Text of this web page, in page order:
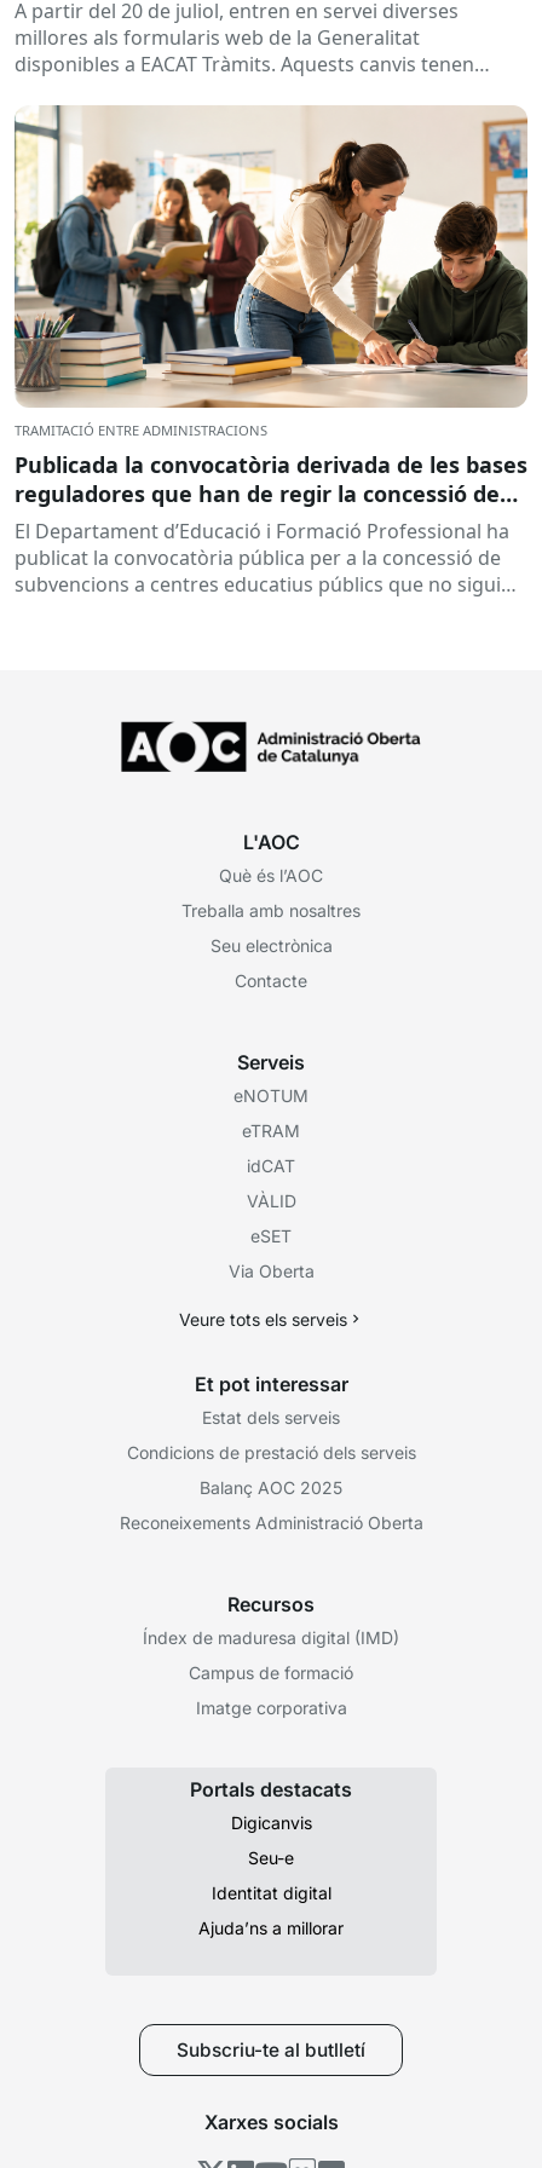
A partir del 20 de juliol, entren en servei diverses
millores als formularis web de la Generalitat
disponibles a EACAT Tràmits. Aquests canvis tenen
TRAMITACIÓ ENTRE ADMINISTRACIONS
Publicada la convocatòria derivada de les bases
reguladores que han de regir la concessió de
subvencions a centres educatius, per al
desenvolupament de programes de formació i
inserció, durant el curs 2026-2027
El Departament d’Educació i Formació Professional ha
publicat la convocatòria pública per a la concessió de
subvencions a centres educatius públics que no siguin
L'AOC
Què és l’AOC
Treballa amb nosaltres
Seu electrònica
Contacte
Serveis
eNOTUM
eTRAM
idCAT
VÀLID
eSET
Via Oberta
Veure tots els serveis
Et pot interessar
Estat dels serveis
Condicions de prestació dels serveis
Balanç AOC 2025
Reconeixements Administració Oberta
Recursos
Índex de maduresa digital (IMD)
Campus de formació
Imatge corporativa
Portals destacats
Digicanvis
Seu-e
Identitat digital
Ajuda’ns a millorar
Subscriu-te al butlletí
Xarxes socials